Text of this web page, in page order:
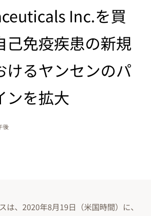
Inc.を買
己免疫疾患の新規
けるヤンセンのパ
ンを拡大
後
は、2020年8月19日（米国時間）に、